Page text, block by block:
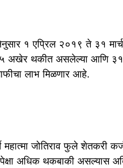
१ एप्रिल २०१९ ते ३१
अखेर थकीत असलेल्या आणि ३१
लाभ मिळणार आहे.
महात्मा जोतिराव फुले शेतकरी
अधिक थकबाकी असल्यास